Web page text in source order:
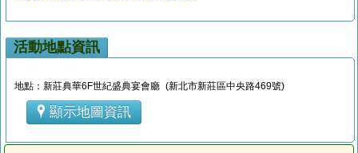
活動地點資訊
地點：新莊典華6F世紀盛典宴會廳 (新北市新莊區中央路469號)
顯示地圖資訊